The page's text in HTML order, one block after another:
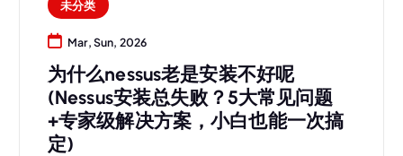
未分类
Mar, Sun, 2026
为什么nessus老是安装不好呢
(Nessus安装总失败？5大常见问题
+专家级解决方案，小白也能一次搞
定)